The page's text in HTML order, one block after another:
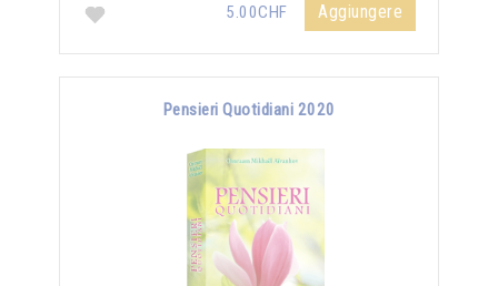
5.00CHF Aggiungere
Pensieri Quotidiani 2020